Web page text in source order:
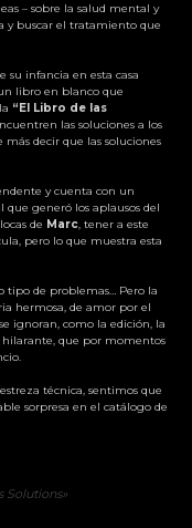
– sobre la salud mental y
y buscar el tratamiento que
su infancia en esta casa
libro en blanco que
“El Libro de las
las soluciones a los
decir que las soluciones
y cuenta con un
generó los aplausos del
de Marc, tener a este
pero lo que muestra esta
tipo de problemas… Pero la
hermosa, de amor por el
ignoran, como la edición, la
hilarante, que por momentos
técnica, sentimos que
sorpresa en el catálogo de
Solutions»